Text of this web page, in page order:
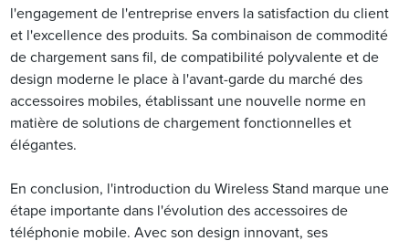
l'engagement de l'entreprise envers la satisfaction du client
et l'excellence des produits. Sa combinaison de commodité
de chargement sans fil, de compatibilité polyvalente et de
design moderne le place à l'avant-garde du marché des
accessoires mobiles, établissant une nouvelle norme en
matière de solutions de chargement fonctionnelles et
élégantes.
En conclusion, l'introduction du Wireless Stand marque une
étape importante dans l'évolution des accessoires de
téléphonie mobile. Avec son design innovant, ses